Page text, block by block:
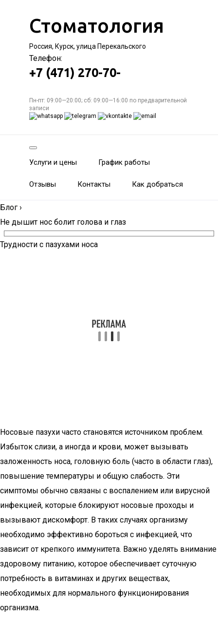
Стоматология
Россия, Курск, улица Перекальского
Телефон:
+7 (471) 270-70-
Пн-пт: 09:00—20:00; сб: 09:00—16:00 по предварительной
записи
Услуги и цены График работы
Отзывы Контакты Как добраться
Блог ›
Не дышит нос болит голова и глаз
Трудности с пазухами носа
Носовые пазухи часто становятся источником проблем.
Избыток слизи, а иногда и крови, может вызывать
заложенность носа, головную боль (часто в области глаз),
повышение температуры и общую слабость. Эти
симптомы обычно связаны с воспалением или вирусной
инфекцией, которые блокируют носовые проходы и
вызывают дискомфорт. В таких случаях организму
необходимо эффективно бороться с инфекцией, что
зависит от крепкого иммунитета. Важно уделять внимание
здоровому питанию, которое обеспечивает суточную
потребность в витаминах и других веществах,
необходимых для нормального функционирования
организма.